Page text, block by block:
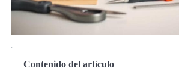
Contenido del artículo